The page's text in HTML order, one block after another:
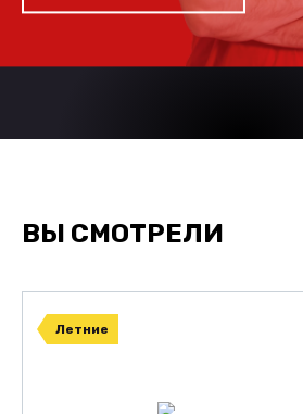
ВЫ СМОТРЕЛИ
Летние